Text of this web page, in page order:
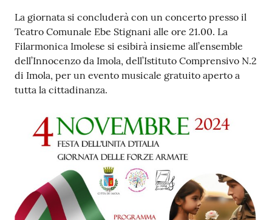
La giornata si concluderà con un concerto presso il
Teatro Comunale Ebe Stignani alle ore 21.00. La
Filarmonica Imolese si esibirà insieme all’ensemble
dell’Innocenzo da Imola, dell’Istituto Comprensivo N.2
di Imola, per un evento musicale gratuito aperto a
tutta la cittadinanza.